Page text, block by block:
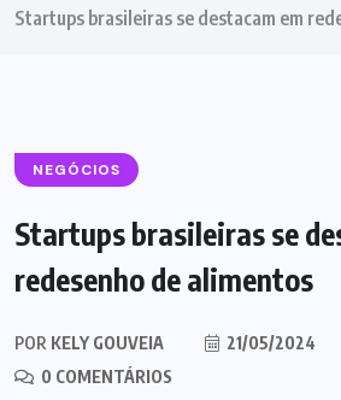
Startups brasileiras se destacam em
NEGÓCIOS
Startups brasileiras se
redesenho de alimentos
POR KELY GOUVEIA
21/05/2024
0 COMENTÁRIOS